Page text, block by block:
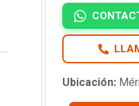
Ubicación: